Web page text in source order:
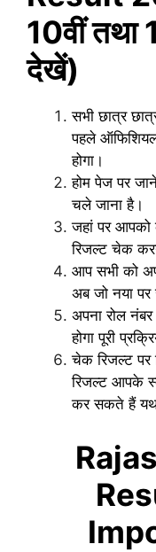
10वीं तथा
देखें)
सभी छात्र
पहले
होगा।
होम पेज पर
चले जाना है।
जहां पर आपको
रिजल्ट चेक
आप सभी को
अब जो नया पर
अपना रोल
होगा पूरी
चेक रिजल्ट पर
रिजल्ट आपके
कर सकते हैं